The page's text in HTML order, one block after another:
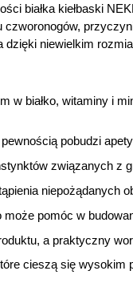
białka kiełbaski
niewielkim
białko, witaminy i
pobudzi
związanych z
niepożądanych
pomóc w
a praktyczny
cieszą się wysokim